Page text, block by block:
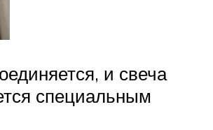
и свеча
специальным